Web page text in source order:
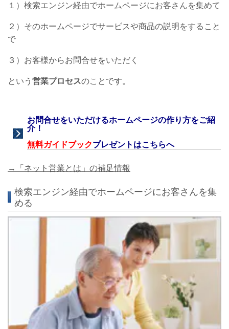
１）検索エンジン経由でホームページにお客さんを集めて
２）そのホームページでサービスや商品の説明をすること
で
３）お客様からお問合せをいただく
という 営業プロセスのことです。
お問合せをいただけるホームページの作り方をご紹
介！
無料ガイドブックプレゼントはこちらへ
→「ネット営業とは」の補足情報
検索エンジン経由でホームページにお客さんを集
める